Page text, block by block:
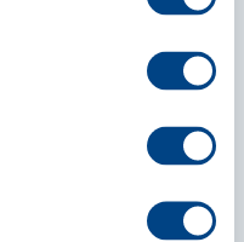
Bureau